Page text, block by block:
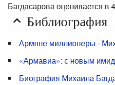
Багдасарова оценивается в
Библиография
Армяне миллионеры -
«Армавиа»: с новым
Биография Михаила